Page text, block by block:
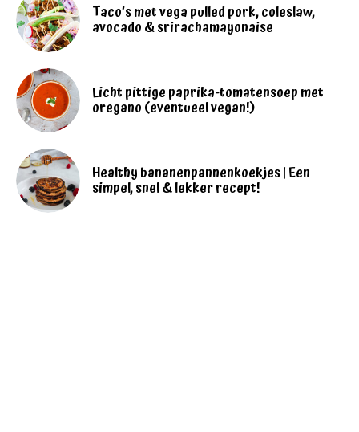
Taco’s met vega pulled pork, coleslaw,
avocado & srirachamayonaise
Licht pittige paprika-tomatensoep met
oregano (eventueel vegan!)
Healthy bananenpannenkoekjes | Een
simpel, snel & lekker recept!